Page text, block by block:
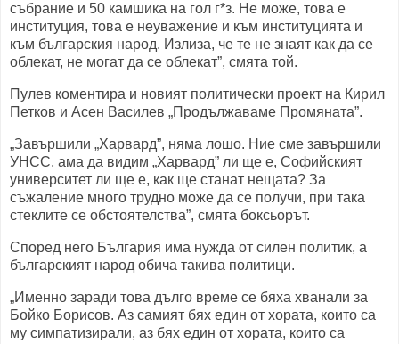
събрание и 50 камшика на гол г*з. Не може, това е
институция, това е неуважение и към институцията и
към българския народ. Излиза, че те не знаят как да се
облекат, не могат да се облекат”, смята той.
Пулев коментира и новият политически проект на Кирил
Петков и Асен Василев „Продължаваме Промяната”.
„Завършили „Харвард”, няма лошо. Ние сме завършили
УНСС, ама да видим „Харвард” ли ще е, Софийският
университет ли ще е, как ще станат нещата? За
съжаление много трудно може да се получи, при така
стеклите се обстоятелства”, смята боксьорът.
Според него България има нужда от силен политик, а
българският народ обича такива политици.
„Именно заради това дълго време се бяха хванали за
Бойко Борисов. Аз самият бях един от хората, които са
му симпатизирали, аз бях един от хората, които са